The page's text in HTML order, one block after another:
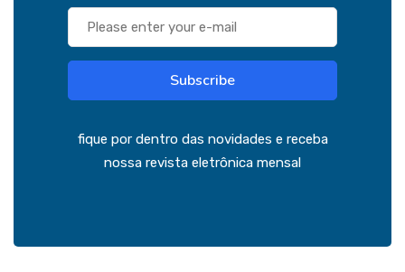
Subscribe
fique por dentro das novidades e receba
nossa revista eletrônica mensal